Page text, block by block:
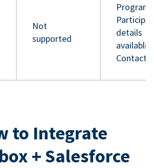
Not
supported
Program
details
available
Contact
to Integrate
+ Salesforce